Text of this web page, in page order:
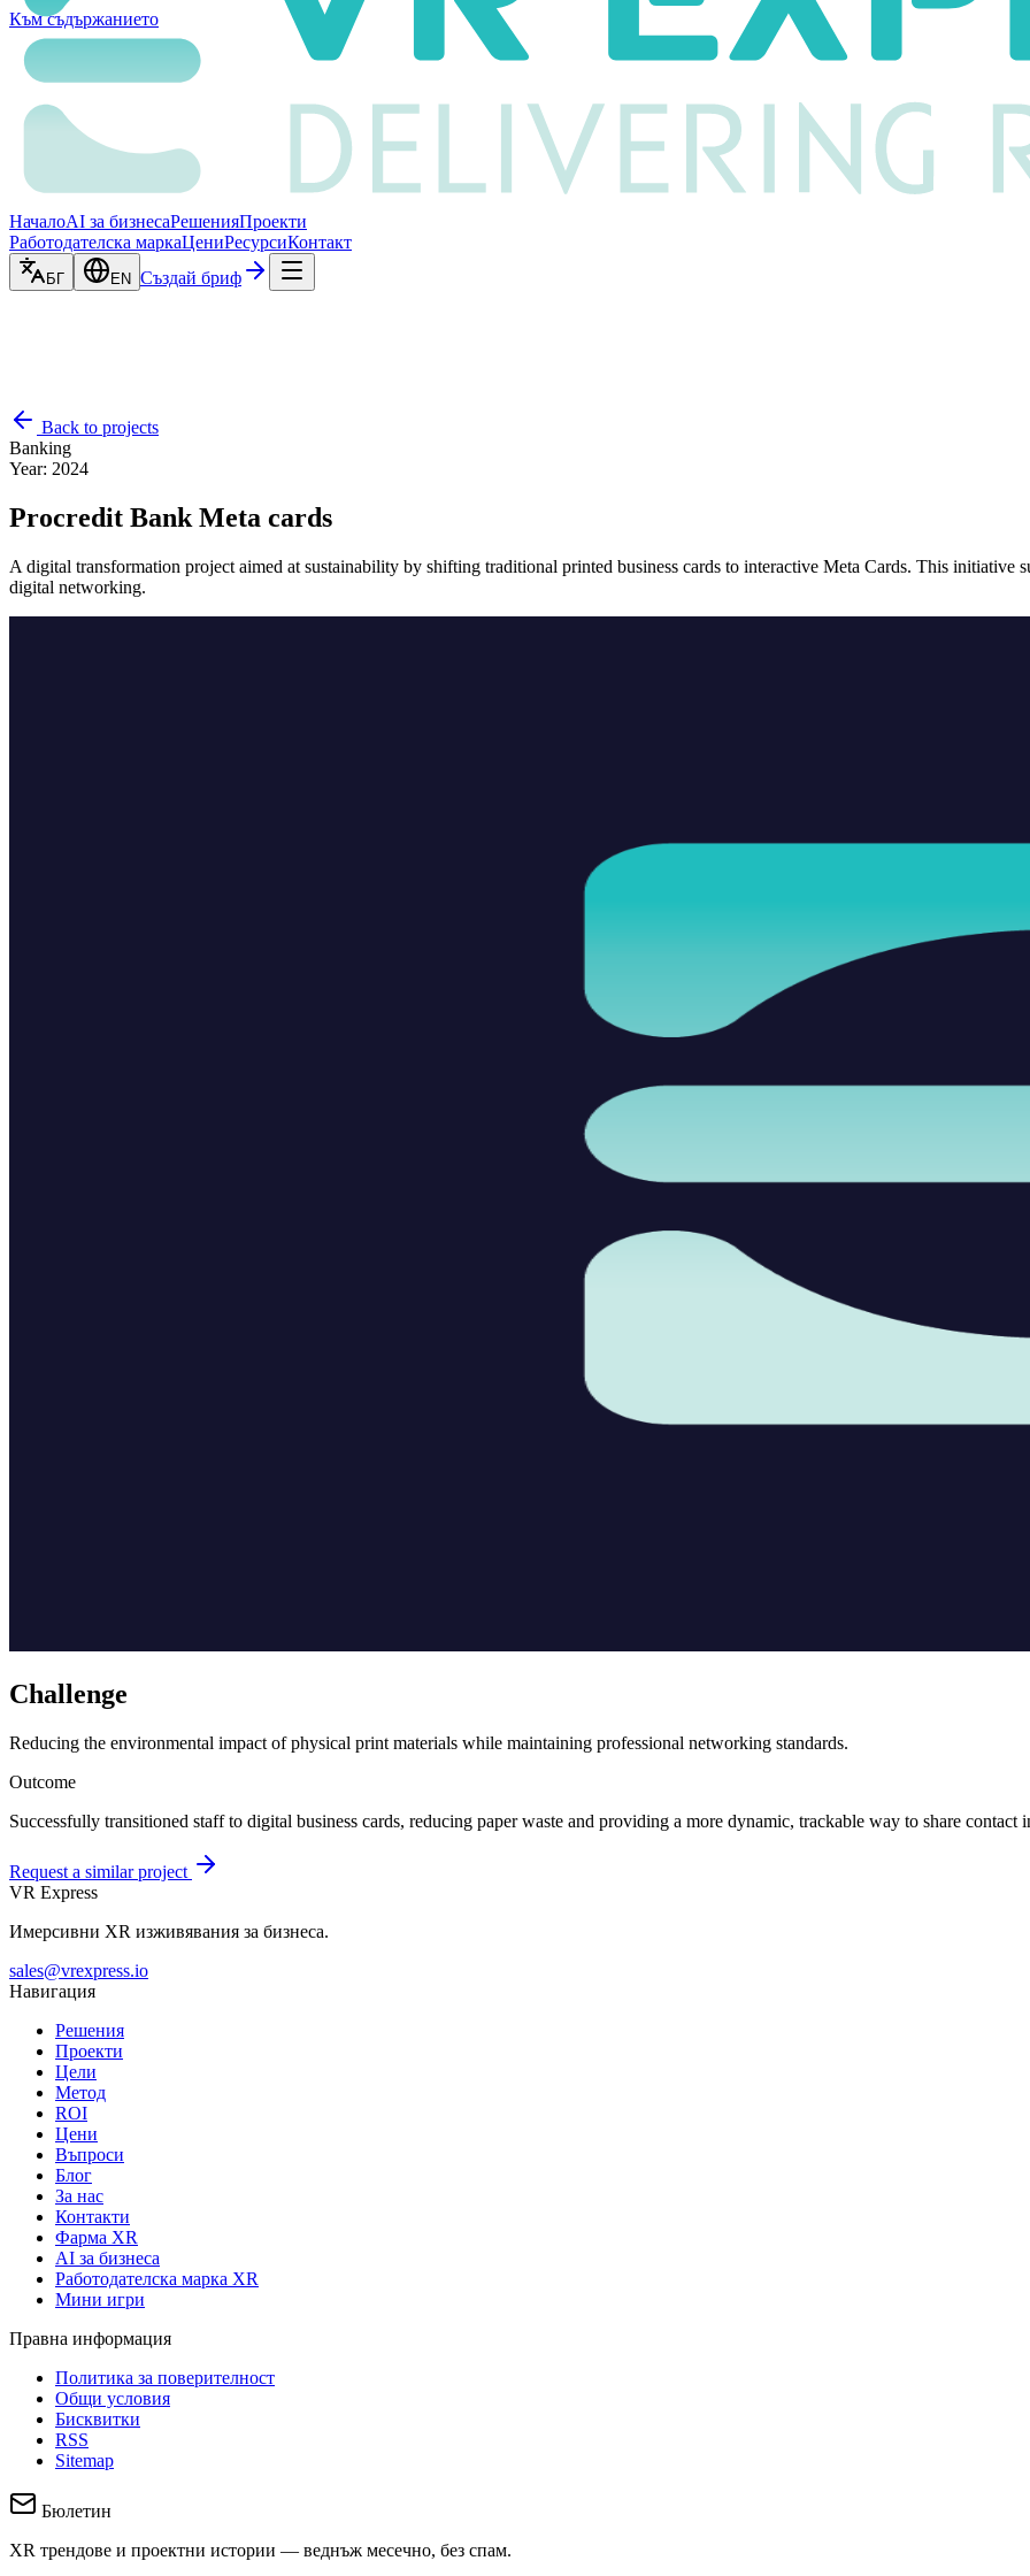
Към съдържанието
НачалоAI за бизнесаРешенияПроекти
Работодателска маркаЦениРесурсиКонтакт
БГ EN Създай бриф
Back to projects
Banking
Year: 2024
Procredit Bank Meta cards
A digital transformation project aimed at sustainability by shifting traditional printed business cards to interactive Meta Cards. This initiative
digital networking.
Challenge
Reducing the environmental impact of physical print materials while maintaining professional networking standards.
Outcome
Successfully transitioned staff to digital business cards, reducing paper waste and providing a more dynamic, trackable way to share contact
Request a similar project
VR Express
Имерсивни XR изживявания за бизнеса.
sales@vrexpress.io
Навигация
Решения
Проекти
Цели
Метод
ROI
Цени
Въпроси
Блог
За нас
Контакти
Фарма XR
AI за бизнеса
Работодателска марка XR
Мини игри
Правна информация
Политика за поверителност
Общи условия
Бисквитки
RSS
Sitemap
Бюлетин
XR трендове и проектни истории — веднъж месечно, без спам.